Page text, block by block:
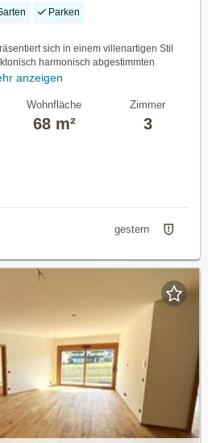
Parken
sich in einem villenartigen Stil
harmonisch abgestimmten
anzeigen
Wohnfläche
68 m²
Zimmer
3
gestern